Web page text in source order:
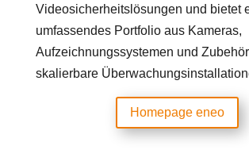
Videosicherheitslösungen und bietet
umfassendes Portfolio aus Kameras,
Aufzeichnungssystemen und
skalierbare
Homepage eneo